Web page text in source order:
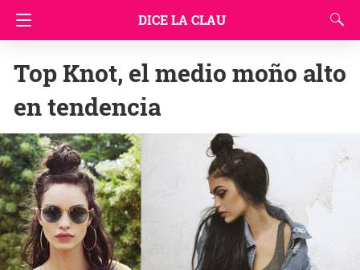
DICE LA CLAU
Top Knot, el medio moño alto
en tendencia